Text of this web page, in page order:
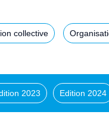
collective
2023 Edition 2024